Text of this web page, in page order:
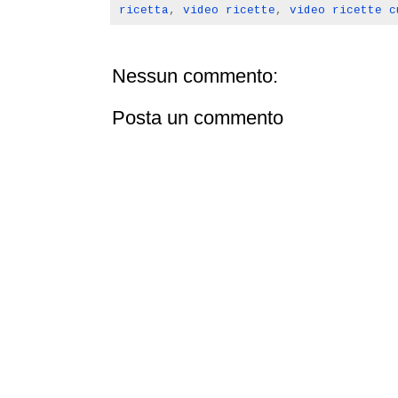
ricetta , video ricette , video ricette
Nessun commento:
Posta un commento